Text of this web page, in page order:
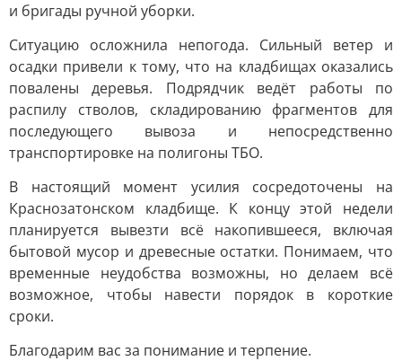
и бригады ручной уборки.
Ситуацию осложнила непогода. Сильный ветер и
осадки привели к тому, что на кладбищах оказались
повалены деревья. Подрядчик ведёт работы по
распилу стволов, складированию фрагментов для
последующего вывоза и непосредственно
транспортировке на полигоны ТБО.
В настоящий момент усилия сосредоточены на
Краснозатонском кладбище. К концу этой недели
планируется вывезти всё накопившееся, включая
бытовой мусор и древесные остатки. Понимаем, что
временные неудобства возможны, но делаем всё
возможное, чтобы навести порядок в короткие
сроки.
Благодарим вас за понимание и терпение.